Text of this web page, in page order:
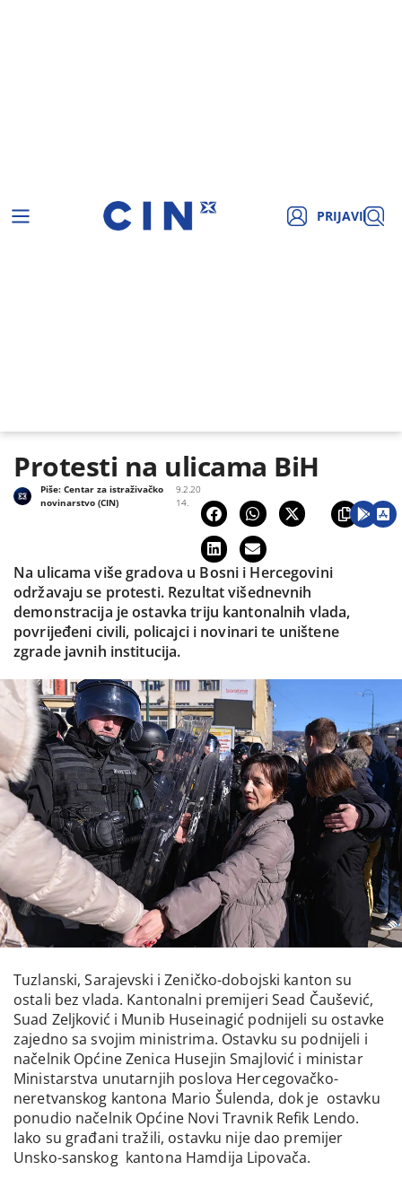
PRIJAVI
Protesti na ulicama BiH
9.2.20
14.
Piše:Centar za istraživačko
novinarstvo (CIN)
Na ulicama više gradova u Bosni i Hercegovini
održavaju se protesti. Rezultat višednevnih
demonstracija je ostavka triju kantonalnih vlada,
povrijeđeni civili, policajci i novinari te uništene
zgrade javnih institucija.
Tuzlanski, Sarajevski i Zeničko-dobojski kanton su
ostali bez vlada. Kantonalni premijeri Sead Čaušević,
Suad Zeljković i Munib Huseinagić podnijeli su ostavke
zajedno sa svojim ministrima. Ostavku su podnijeli i
načelnik Općine Zenica Husejin Smajlović i ministar
Ministarstva unutarnjih poslova Hercegovačko-
neretvanskog kantona Mario Šulenda, dok je ostavku
ponudio načelnik Općine Novi Travnik Refik Lendo.
Iako su građani tražili, ostavku nije dao premijer
Unsko-sanskog kantona Hamdija Lipovača.